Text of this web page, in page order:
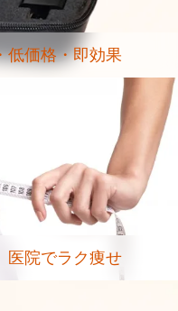
価格・即効果
院でラク痩せ